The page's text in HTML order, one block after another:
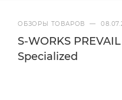
ОБЗОРЫ ТОВАРОВ —
S-WORKS
Specialized